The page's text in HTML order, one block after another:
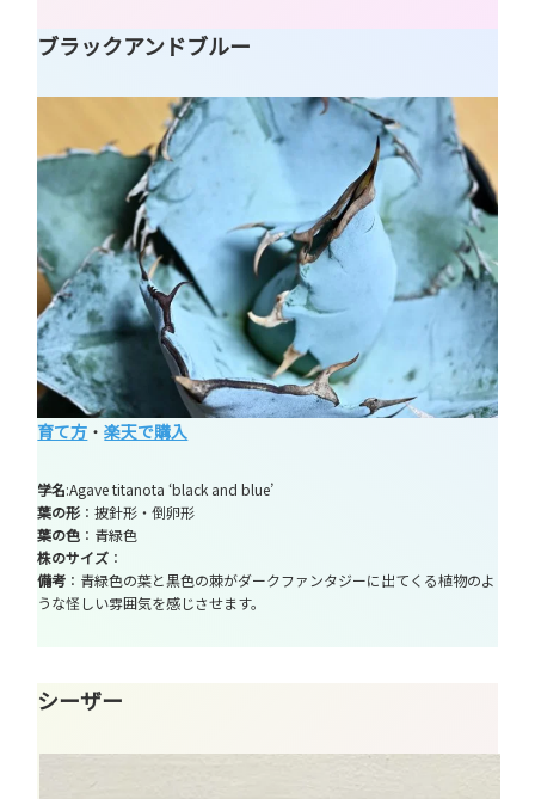
ブラックアンドブルー
育て方 ・楽天で購入
学名:Agave titanota ‘black and blue’
葉の形 ：披針形・倒卵形
葉の色 ：青緑色
株のサイズ ：
備考 ：青緑色の葉と黒色の棘がダークファンタジーに出てくる植物のよ
うな怪しい雰囲気を感じさせます。
シーザー